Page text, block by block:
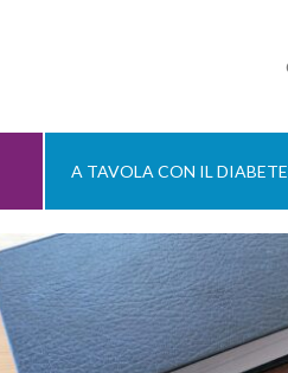
A TAVOLA CON IL DIABETE